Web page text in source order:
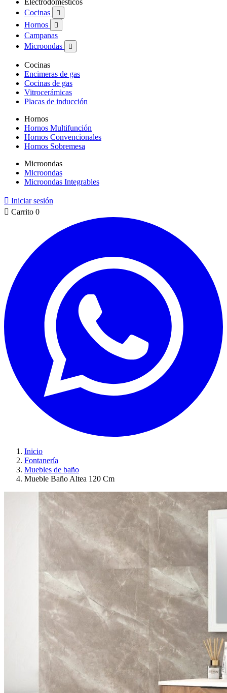
Cocinas

Hornos 
Campanas
Microondas

Cocinas
Encimeras de gas
Cocinas de gas
Vitrocerámicas
Placas de inducción
Hornos
Hornos Multifunción
Hornos Convencionales
Hornos Sobremesa
Microondas
Microondas
Microondas Integrables
 Iniciar sesión
 Carrito 0
Inicio
Fontanería
Muebles de baño
Mueble Baño Altea 120 Cm